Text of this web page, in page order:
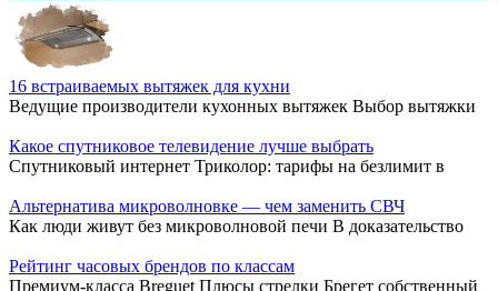
16 встраиваемых вытяжек для кухни
Ведущие производители кухонных вытяжек Выбор вытяжки
Какое спутниковое телевидение лучше выбрать
Спутниковый интернет Триколор: тарифы на безлимит в
Альтернатива микроволновке — чем заменить СВЧ
Как люди живут без микроволновой печи В доказательство
Рейтинг часовых брендов по классам
Премиум-класса Breguet Плюсы стрелки Брегет собственный